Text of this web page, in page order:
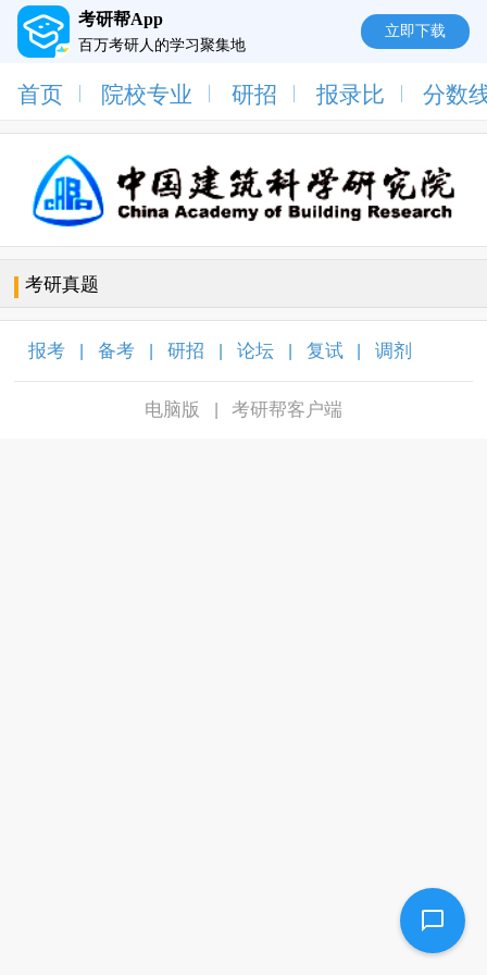
考研帮App
百万考研人的学习聚集地
立即下载
首页 院校专业 研招 报录比 分数
考研真题
报考 备考 研招 论坛 复试 调剂
电脑版 考研帮客户端